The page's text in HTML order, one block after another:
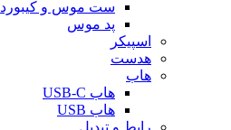
ست موس و کیبورد
پد موس
اسپیکر
هدست
هاب
هاب USB-C
هاب USB